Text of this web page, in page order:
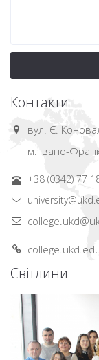
Контакти
вул. Є.
м. Івано-
+38 (0342) 77
Світлини